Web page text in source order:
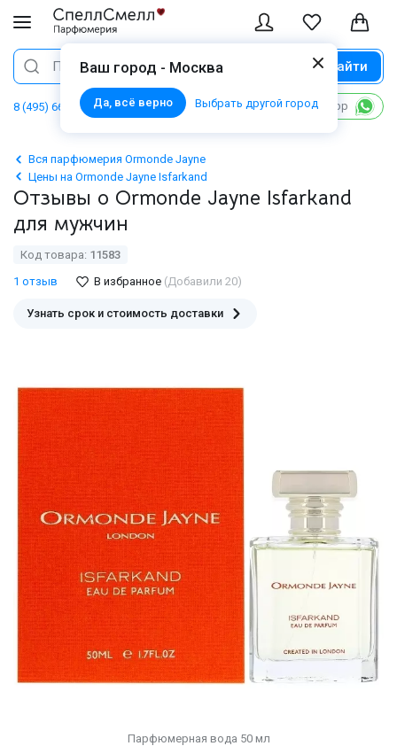
Ваш город - Москва
Да, всё верно Выбрать другой город
Поиск Найти
8 (495) 668 06 02 Написать в WhatsApp
Вся парфюмерия Ormonde Jayne
Цены на Ormonde Jayne Isfarkand
Отзывы о Ormonde Jayne Isfarkand
для мужчин
Код товара: 11583
1 отзыв
В избранное (Добавили 20)
Узнать срок и стоимость доставки
Парфюмерная вода 50 мл